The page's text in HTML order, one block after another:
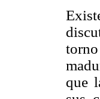
que